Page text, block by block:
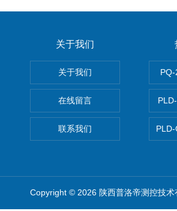
关于我们
关于我们
在线留言
联系我们
Copyright © 2026 陕西普洛帝测控技